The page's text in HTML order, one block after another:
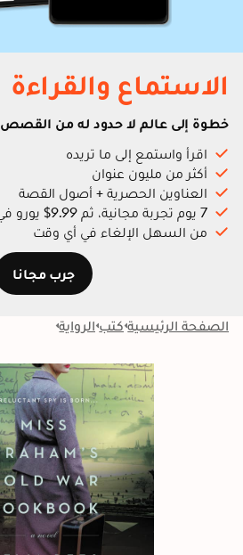
الاستماع والقراءة
خطوة إلى عالم لا حدود له من القصص
اقرأ واستمع إلى ما تريده
أكثر من مليون عنوان
العناوين الحصرية + أصول القصة
7 يوم تجربة مجانية، ثم 9.99$ يورو في الشهر
من السهل الإلغاء في أي وقت
جرب مجانا
الصفحة الرئيسية كتب الرواية